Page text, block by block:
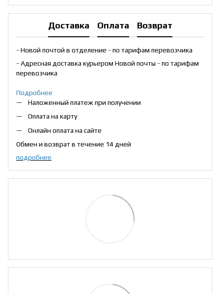
Доставка Оплата Возврат
- Новой почтой в отделение - по тарифам перевозчика
- Адресная доставка курьером Новой почты - по тарифам
перевозчика
Подробнее
Наложенный платеж при получении
Оплата на карту
Онлайн оплата на сайте
Обмен и возврат в течение 14 дней
подробнее